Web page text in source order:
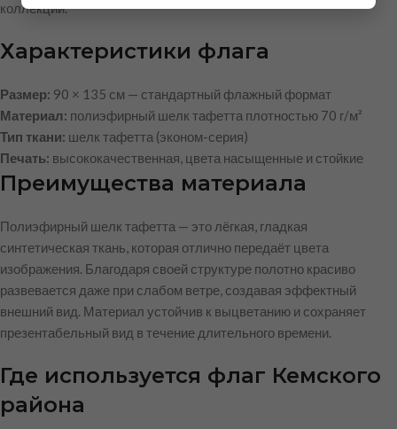
коллекций.
Характеристики флага
Размер: 90 × 135 см — стандартный флажный формат
Материал: полиэфирный шелк тафетта плотностью 70 г/м²
Тип ткани: шелк тафетта (эконом-серия)
Печать: высококачественная, цвета насыщенные и стойкие
Преимущества материала
Полиэфирный шелк тафетта — это лёгкая, гладкая
синтетическая ткань, которая отлично передаёт цвета
изображения. Благодаря своей структуре полотно красиво
развевается даже при слабом ветре, создавая эффектный
внешний вид. Материал устойчив к выцветанию и сохраняет
презентабельный вид в течение длительного времени.
Где используется флаг Кемского
района